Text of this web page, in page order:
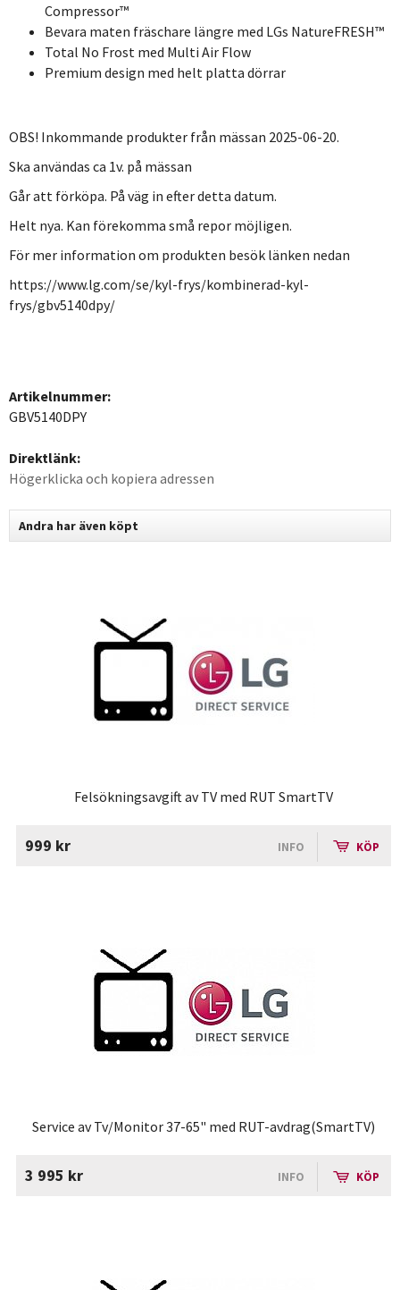
Compressor™
Bevara maten fräschare längre med LGs NatureFRESH™
Total No Frost med Multi Air Flow
Premium design med helt platta dörrar
OBS! Inkommande produkter från mässan 2025-06-20.
Ska användas ca 1v. på mässan
Går att förköpa. På väg in efter detta datum.
Helt nya. Kan förekomma små repor möjligen.
För mer information om produkten besök länken nedan
https://www.lg.com/se/kyl-frys/kombinerad-kyl-
frys/gbv5140dpy/
Artikelnummer:
GBV5140DPY
Direktlänk:
Högerklicka och kopiera adressen
Andra har även köpt
Felsökningsavgift av TV med RUT SmartTV
999 kr INFO KÖP
Service av Tv/Monitor 37-65" med RUT-avdrag(SmartTV)
3 995 kr INFO KÖP